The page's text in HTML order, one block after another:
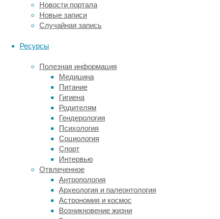
Новости портала
Новые записи
Случайная запись
Ресурсы
Полезная информация
Медицина
Питание
Гигиена
Родителям
Гендерология
Психология
Социология
Спорт
Интервью
Отвлеченное
Антропология
Археология и палеонтология
Астрономия и космос
Возникновение жизни
этот
отрывок,
но
поставить
на
место
обеих
героинь.
Кроме
того,
во
время
МРТ
отслеживались
движение
глаз
(в
какую
точку